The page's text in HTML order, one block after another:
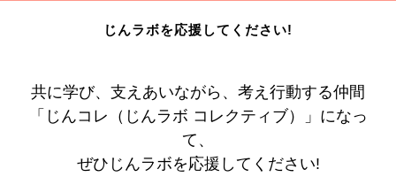
じんラボを応援してください!
共に学び、支えあいながら、考え行動する仲間
「じんコレ（じんラボ コレクティブ）」になっ
て、
ぜひじんラボを応援してください!